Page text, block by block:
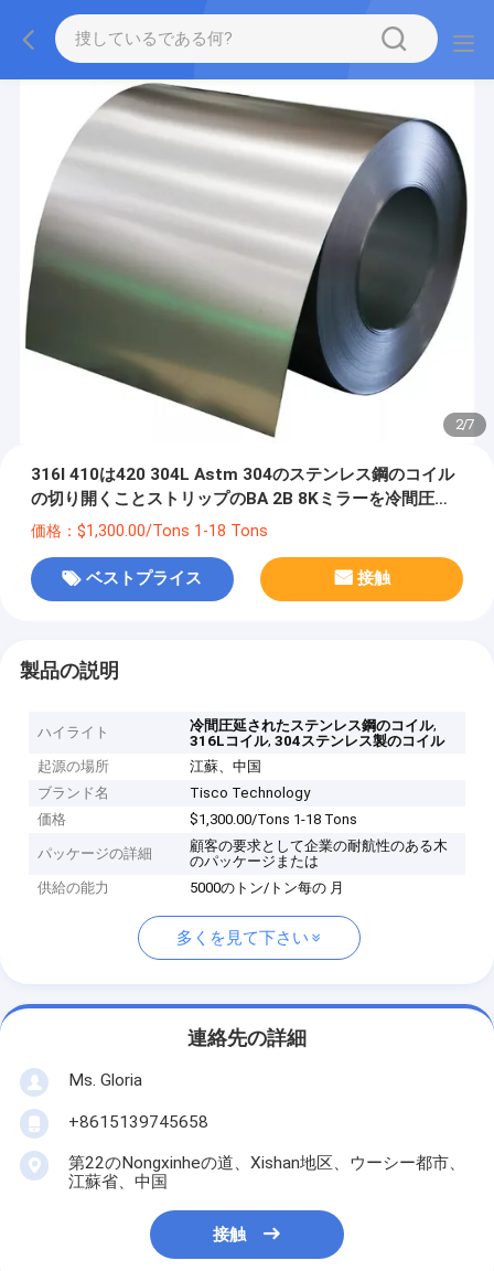
2/7
316l 410は420 304L Astm 304のステンレス鋼のコイル
の切り開くことストリップのBA 2B 8Kミラーを冷間圧延
した
価格：$1,300.00/Tons 1-18 Tons
ベストプライス 接触
製品の説明
ハイライト 冷間圧延されたステンレス鋼のコイル,
316Lコイル,304ステンレス製のコイル
起源の場所
江蘇、中国
ブランド名
Tisco Technology
価格
$1,300.00/Tons 1-18 Tons
パッケージの詳細
顧客の要求として企業の耐航性のある木
のパッケージまたは
供給の能力
5000のトン/トン每の 月
多くを見て下さい
連絡先の詳細
Ms. Gloria
+8615139745658
第22のNongxinheの道、Xishan地区、ウーシー都市、
江蘇省、中国
接触